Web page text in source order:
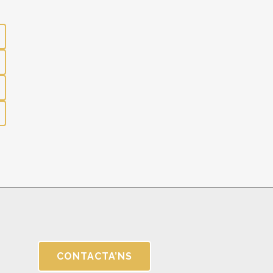
CONTACTA’NS